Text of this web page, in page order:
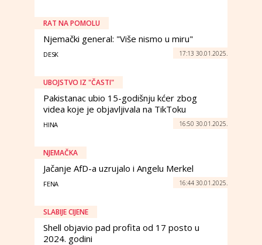
RAT NA POMOLU
Njemački general: "Više nismo u miru"
DESK 17:13 30.01.2025.
UBOJSTVO IZ "ČASTI"
Pakistanac ubio 15-godišnju kćer zbog
videa koje je objavljivala na TikToku
HINA 16:50 30.01.2025.
NJEMAČKA
Jačanje AfD-a uzrujalo i Angelu Merkel
FENA 16:44 30.01.2025.
SLABIJE CIJENE
Shell objavio pad profita od 17 posto u
2024. godini